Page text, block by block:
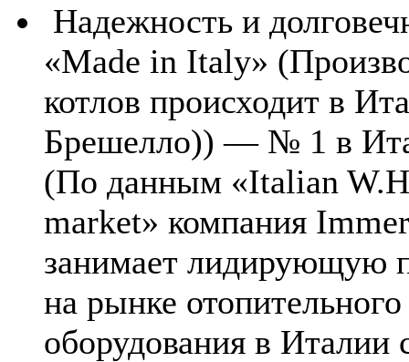
Надежность и
«Made in Italy»
котлов происходит в
Брешелло)) — № 1 в
(По данным «Italian
market» компания
занимает лидирующую
на рынке отопительного
оборудования в Италии